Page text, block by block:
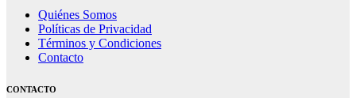
Quiénes Somos
Políticas de Privacidad
Términos y Condiciones
Contacto
CONTACTO